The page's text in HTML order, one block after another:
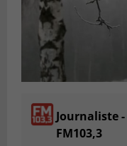
Journaliste -
FM103,3